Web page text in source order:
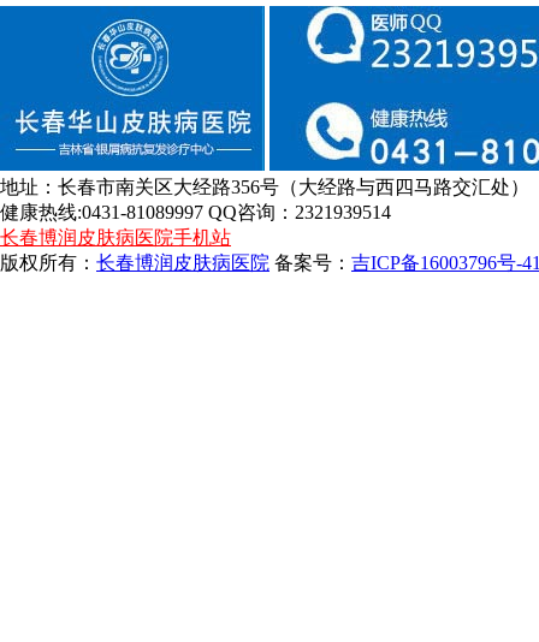
地址：长春市南关区大经路356号（大经路与西四马路交汇处）
健康热线:0431-81089997 QQ咨询：2321939514
长春博润皮肤病医院手机站
版权所有： 长春博润皮肤病医院 备案号： 吉ICP备16003796号-